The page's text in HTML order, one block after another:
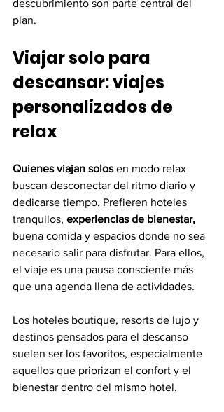
descubrimiento son parte central del
plan.
Viajar solo para
descansar: viajes
personalizados de
relax
Quienes viajan solos en modo relax
buscan desconectar del ritmo diario y
dedicarse tiempo. Prefieren hoteles
tranquilos, experiencias de bienestar,
buena comida y espacios donde no sea
necesario salir para disfrutar. Para ellos,
el viaje es una pausa consciente más
que una agenda llena de actividades.
Los hoteles boutique, resorts de lujo y
destinos pensados para el descanso
suelen ser los favoritos, especialmente
aquellos que priorizan el confort y el
bienestar dentro del mismo hotel.